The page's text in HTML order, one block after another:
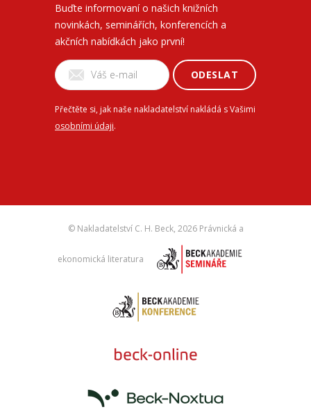
Buďte informovaní o našich knižních
novinkách, seminářích, konferencích a
akčních nabídkách jako první!
ODESLAT
Přečtěte si, jak naše nakladatelství nakládá s Vašimi
osobními údaji.
© Nakladatelství C. H. Beck, 2026 Právnická a
ekonomická literatura